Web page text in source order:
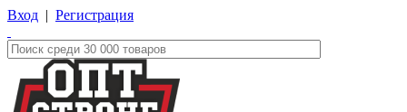
Вход | Регистрация